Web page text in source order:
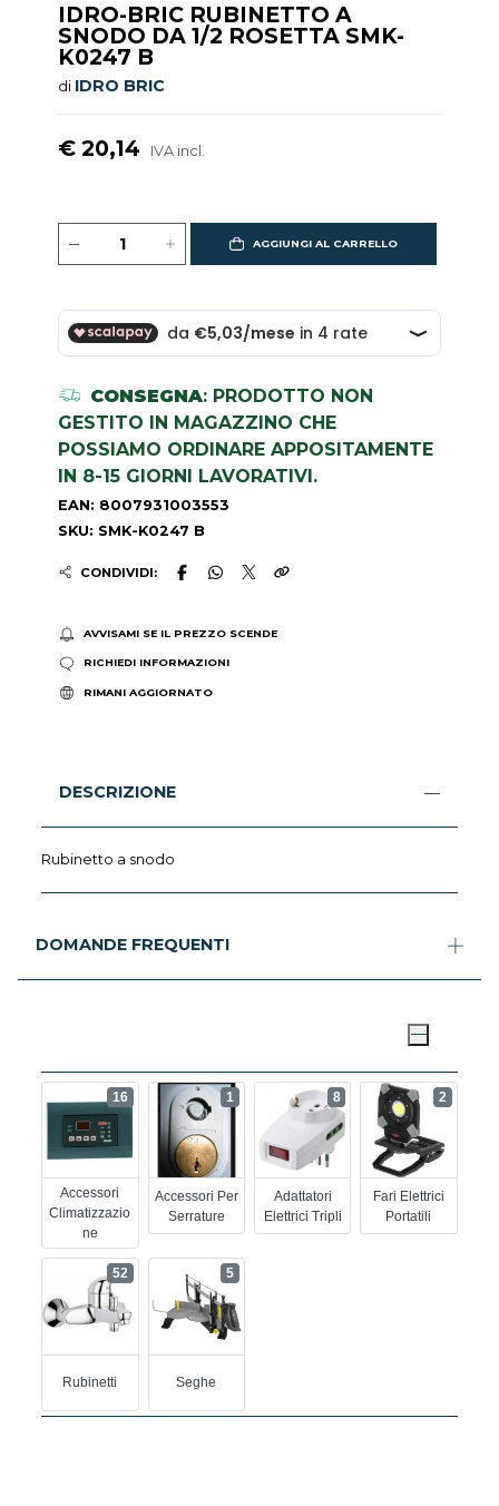
IDRO-BRIC RUBINETTO A
SNODO DA 1/2 ROSETTA SMK-
K0247 B
di IDRO BRIC
€ 20,14 IVA incl.
AGGIUNGI AL CARRELLO
CONSEGNA: PRODOTTO NON
GESTITO IN MAGAZZINO CHE
POSSIAMO ORDINARE APPOSITAMENTE
IN 8-15 GIORNI LAVORATIVI.
EAN: 8007931003553
SKU: SMK-K0247 B
CONDIVIDI:
AVVISAMI SE IL PREZZO SCENDE
RICHIEDI INFORMAZIONI
RIMANI AGGIORNATO
DESCRIZIONE
Rubinetto a snodo
DOMANDE FREQUENTI
Accessori
Climatizzazio
Ne
16
Accessori Per
Serrature
1
Adattatori
Elettrici Tripli
8
Fari Elettrici
Portatili
2
Rubinetti
52
Seghe
5